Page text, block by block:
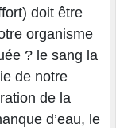
doit être
organisme
? le sang la
de notre
de la
d’eau, le